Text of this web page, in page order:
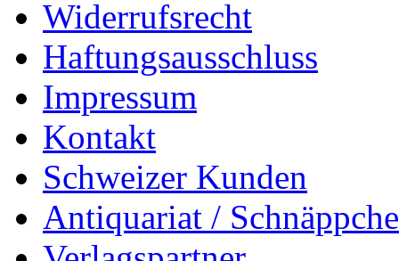
Widerrufsrecht
Haftungsausschluss
Impressum
Kontakt
Schweizer Kunden
Antiquariat /